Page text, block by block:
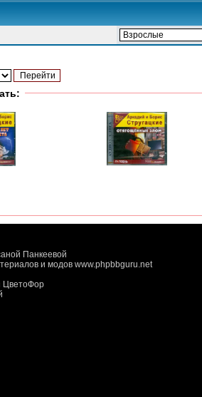
Панкеевой
и модов www.phpbbguru.net
ЦветоФор